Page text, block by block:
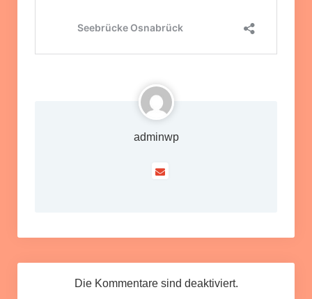
adminwp
Die Kommentare sind deaktiviert.